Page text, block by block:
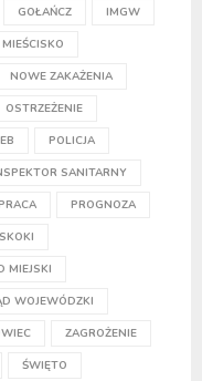
GOŁAŃCZ IMGW
MIEŚCISKO
NOWE ZAKAŻENIA
OSTRZEŻENIE
POLICJA
SANITARNY
PROGNOZA
SKOKI
MIEJSKI
WOJEWÓDZKI
ZAGROŻENIE
ŚWIĘTO